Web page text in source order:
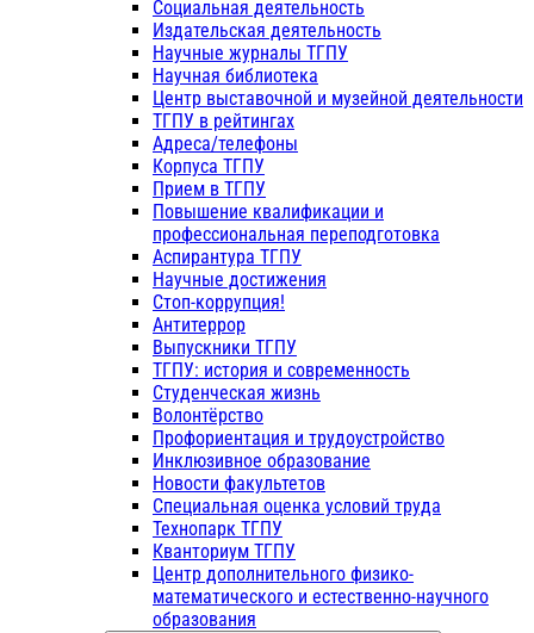
Социальная деятельность
Издательская деятельность
Научные журналы ТГПУ
Научная библиотека
Центр выставочной и музейной деятельности
ТГПУ в рейтингах
Адреса/телефоны
Корпуса ТГПУ
Прием в ТГПУ
Повышение квалификации и
профессиональная переподготовка
Аспирантура ТГПУ
Научные достижения
Стоп-коррупция!
Антитеррор
Выпускники ТГПУ
ТГПУ: история и современность
Студенческая жизнь
Волонтёрство
Профориентация и трудоустройство
Инклюзивное образование
Новости факультетов
Специальная оценка условий труда
Технопарк ТГПУ
Кванториум ТГПУ
Центр дополнительного физико-
математического и естественно-научного
образования